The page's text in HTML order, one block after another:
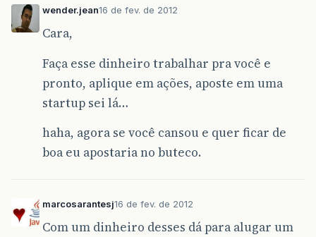
wender.jean16 de fev. de 2012
Cara,
Faça esse dinheiro trabalhar pra você e
pronto, aplique em ações, aposte em uma
startup sei lá…
haha, agora se você cansou e quer ficar de
boa eu apostaria no buteco.
marcosarantesj16 de fev. de 2012
Com um dinheiro desses dá para alugar um